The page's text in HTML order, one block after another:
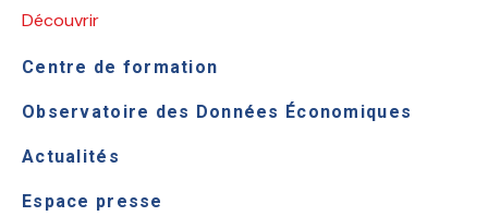
Découvrir
Centre de formation
Observatoire des Données Économiques
Actualités
Espace presse